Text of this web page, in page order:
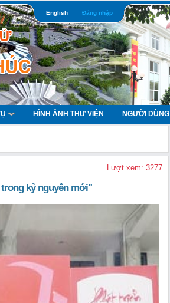
English Đăng nhập
HÌNH ẢNH THƯ VIỆN NGƯỜI DÙNG
Lượt xem: 3277
kỷ nguyên mới"